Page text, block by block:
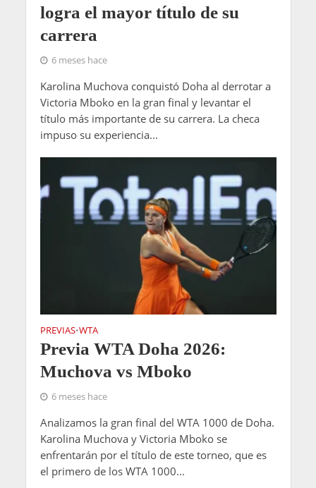
logra el mayor título de su
carrera
6 meses hace
Karolina Muchova conquistó Doha al derrotar a
Victoria Mboko en la gran final y levantar el
título más importante de su carrera. La checa
impuso su experiencia...
PREVIAS•WTA
Previa WTA Doha 2026:
Muchova vs Mboko
6 meses hace
Analizamos la gran final del WTA 1000 de Doha.
Karolina Muchova y Victoria Mboko se
enfrentarán por el título de este torneo, que es
el primero de los WTA 1000...